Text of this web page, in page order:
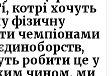
котрі хочуть
фізичну
чемпіонами
робити це у